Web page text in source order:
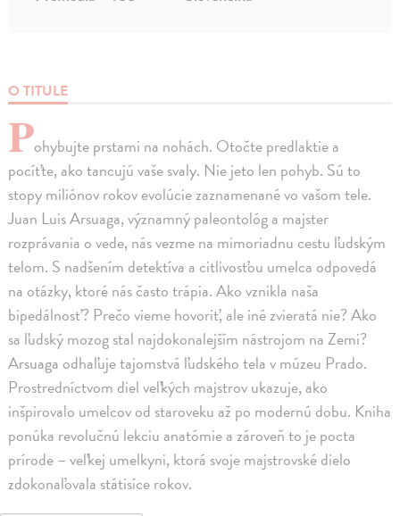
O TITULE
Pohybujte prstami na nohách. Otočte predlaktie a
pocíťte, ako tancujú vaše svaly. Nie jeto len pohyb. Sú to
stopy miliónov rokov evolúcie zaznamenané vo vašom tele.
Juan Luis Arsuaga, významný paleontológ a majster
rozprávania o vede, nás vezme na mimoriadnu cestu ľudským
telom. S nadšením detektíva a citlivosťou umelca odpovedá
na otázky, ktoré nás často trápia. Ako vznikla naša
bipedálnosť? Prečo vieme hovoriť, ale iné zvieratá nie? Ako
sa ľudský mozog stal najdokonalejším nástrojom na Zemi?
Arsuaga odhaľuje tajomstvá ľudského tela v múzeu Prado.
Prostredníctvom diel veľkých majstrov ukazuje, ako
inšpirovalo umelcov od staroveku až po modernú dobu. Kniha
ponúka revolučnú lekciu anatómie a zároveň to je pocta
prírode – veľkej umelkyni, ktorá svoje majstrovské dielo
zdokonaľovala státisíce rokov.